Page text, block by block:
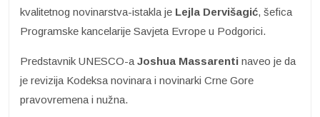
kvalitetnog novinarstva-istakla je Lejla Dervišagić, šefica
Programske kancelarije Savjeta Evrope u Podgorici.
Predstavnik UNESCO-a Joshua Massarenti naveo je da
je revizija Kodeksa novinara i novinarki Crne Gore
pravovremena i nužna.